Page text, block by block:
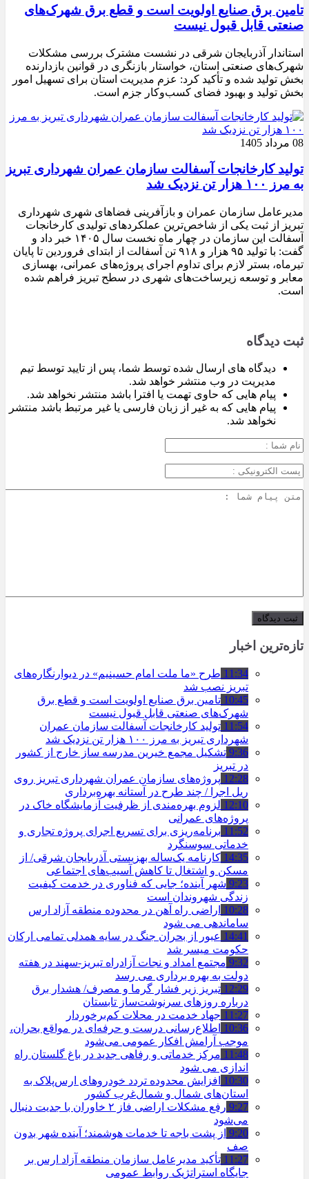
تامین برق صنایع اولویت است و قطع برق شهرک‌های
صنعتی قابل قبول نیست
استاندار آذربایجان شرقی در نشست مشترک بررسی مشکلات
شهرک‌های صنعتی استان، خواستار بازنگری در قوانین بازدارنده
بخش تولید شده و تأکید کرد: عزم مدیریت استان برای تسهیل امور
بخش تولید و بهبود فضای کسب‌وکار جزم است.
08 مرداد 1405
تولید کارخانجات آسفالت سازمان عمران شهرداری تبریز
به مرز ۱۰۰ هزار تن نزدیک شد
مدیرعامل سازمان عمران و بازآفرینی فضاهای شهری شهرداری
تبریز از ثبت یکی از شاخص‌ترین عملکردهای تولیدی کارخانجات
آسفالت این سازمان در چهار ماه نخست سال ۱۴۰۵ خبر داد و
گفت: با تولید ۹۵ هزار و ۹۱۸ تن آسفالت از ابتدای فروردین تا پایان
تیرماه، بستر لازم برای تداوم اجرای پروژه‌های عمرانی، بهسازی
معابر و توسعه زیرساخت‌های شهری در سطح تبریز فراهم شده
است.
ثبت دیدگاه
دیدگاه های ارسال شده توسط شما، پس از تایید توسط تیم
مدیریت در وب منتشر خواهد شد.
پیام هایی که حاوی تهمت یا افترا باشد منتشر نخواهد شد.
پیام هایی که به غیر از زبان فارسی یا غیر مرتبط باشد منتشر
نخواهد شد.
تازه‌ترین اخبار
11:34 طرح «ما ملت امام حسینیم» در دیوارنگاره‌های
تبریز نصب شد
10:45 تامین برق صنایع اولویت است و قطع برق
شهرک‌های صنعتی قابل قبول نیست
11:54 تولید کارخانجات آسفالت سازمان عمران
شهرداری تبریز به مرز ۱۰۰ هزار تن نزدیک شد
9:36 تشکیل مجمع خیرین مدرسه ‌ساز خارج از کشور
در تبریز
12:28 پروژه‌های سازمان عمران شهرداری تبریز روی
ریل اجرا / چند طرح در آستانه بهره‌برداری
12:10 لزوم بهره‌مندی از ظرفیت آزمایشگاه خاک در
پروژه‌های عمرانی
11:52 برنامه‌ریزی برای تسریع اجرای پروژه تجاری و
خدماتی سوسنگرد
14:35 کارنامه یک‌ساله بهزیستی آذربایجان شرقی/ از
مسکن و اشتغال تا کاهش آسیب‌های اجتماعی
9:23 شهر آینده؛ جایی که فناوری در خدمت کیفیت
زندگی شهروندان است
10:28 اراضی راه آهن در محدوده منطقه آزاد ارس
ساماندهی می شود
14:41 عبور از بحران جنگ در سایه همدلی تمامی ارکان
حکومت میسر شد
9:32 مجتمع امداد و نجات آزادراه تبریز-سهند در هفته
دولت به بهره ‌برداری می‌ رسد
12:29 تبریز زیر فشار گرما و مصرف/ هشدار برق
درباره روزهای سرنوشت‌ساز تابستان
11:27 جهاد خدمت در محلات کم‌برخوردار
10:36 اطلاع‌رسانی درست و حرفه‌ای در مواقع بحران،
موجب آرامش افکار عمومی می‌شود
11:48 مرکز خدماتی و رفاهی جدید در باغ گلستان راه
اندازی می شود
10:30 افزایش محدوده تردد خودروهای ارس‌پلاک به
استان‌های شمال و شمال‌غرب کشور
9:27
رفع مشکلات اراضی فاز ۲ خاوران با جدیت دنبال
می‌شود
9:20 از پشت باجه تا خدمات هوشمند؛ آینده شهر بدون
صف
11:27 تأکید مدیرعامل سازمان منطقه آزاد ارس بر
جایگاه استراتژیک روابط عمومی